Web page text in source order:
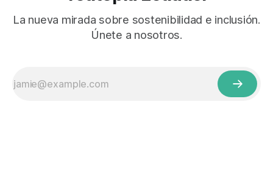
La nueva mirada sobre sostenibilidad e inclusión.
Únete a nosotros.